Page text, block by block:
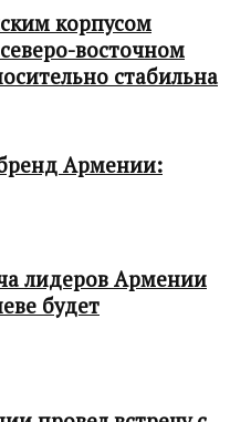
корпусом
восточном
стабильна
Армении:
лидеров Армении
будет